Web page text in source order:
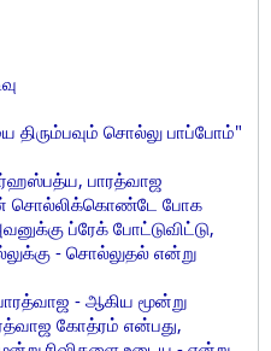
திரும்பவும் சொல்லு பாப்போம்"
பாரத்வாஜ
சொல்லிக்கொண்டே போக
ப்ரேக் போட்டுவிட்டு,
- சொல்லுதல் என்று
- ஆகிய மூன்று
கோத்ரம் என்பது,